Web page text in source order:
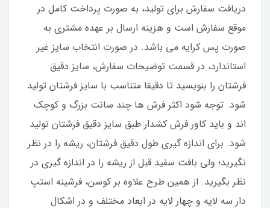
دریافت سفارش برای تولید، به صورت پرداخت کامل در
موقع سفارش است و هزینه ارسال بر عهده مشتری به
صورت پس کرایه می باشد. در صورت انتخاب سایز غیر
استاندارد، در قسمت توضیحات سفارش، سایز دقیق
فرشتان را بنویسید تا دقیقا متناسب با سایز فرشتان تولید
شود. توجه شود اکثر فرش ها چند سانت بزرگ و کوچک
اند و باید کاور فرش کشدار طبق سایز دقیق فرشتان تولید
شود. برای اندازه گیری طول دقیق فرشتان، ریشه را در نظر
نگیرید؛ ولی بافت سفید قبل از ریشه را در اندازه گیری در
نظر بگیرید. از همین طرح علاوه بر کوسن، فرشینه استپ
دار سه لایه و چهار لایه در ابعاد مختلف و در اشکال